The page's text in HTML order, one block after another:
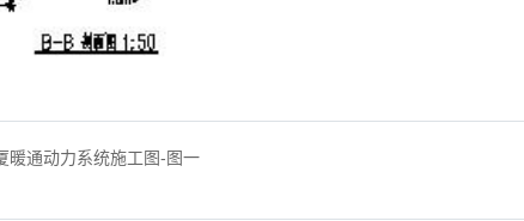
暖通动力系统施工图-图一